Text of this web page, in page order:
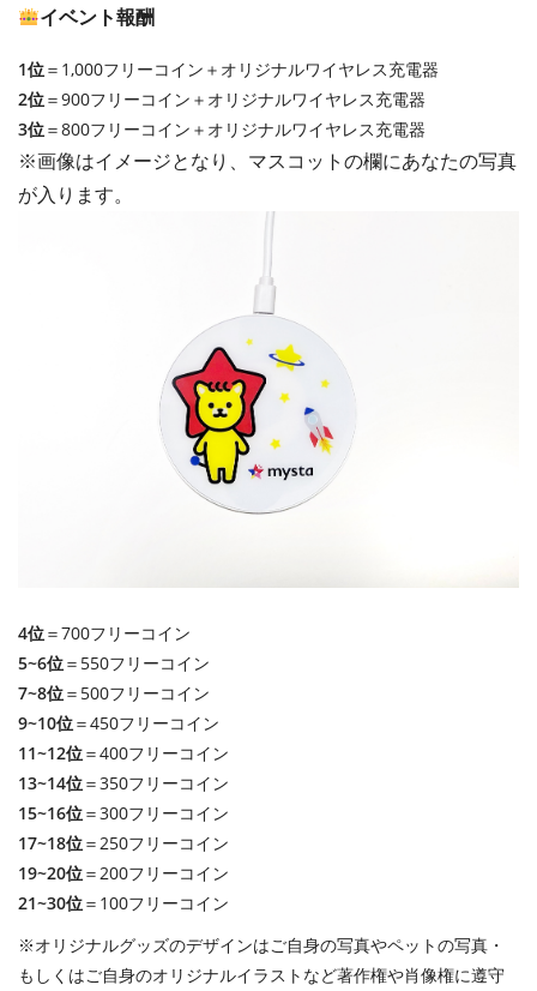
イベント報酬
1位＝1,000フリーコイン＋オリジナルワイヤレス充電器
2位＝900フリーコイン＋オリジナルワイヤレス充電器
3位＝800フリーコイン＋オリジナルワイヤレス充電器
※画像はイメージとなり、マスコットの欄にあなたの写真
が入ります。
4位＝700フリーコイン
5~6位＝550フリーコイン
7~8位＝500フリーコイン
9~10位＝450フリーコイン
11~12位＝400フリーコイン
13~14位＝350フリーコイン
15~16位＝300フリーコイン
17~18位＝250フリーコイン
19~20位＝200フリーコイン
21~30位＝100フリーコイン
※オリジナルグッズのデザインはご自身の写真やペットの写真・
もしくはご自身のオリジナルイラストなど著作権や肖像権に遵守